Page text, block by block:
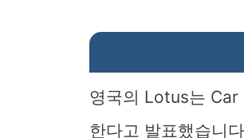
영국의 Lotus는 Car
한다고 발표했습니